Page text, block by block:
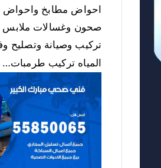
احواض مطابخ واحواض
صحون وغسالات ملابس
تركيب وصيانة
المياه تركيب طرمبات…